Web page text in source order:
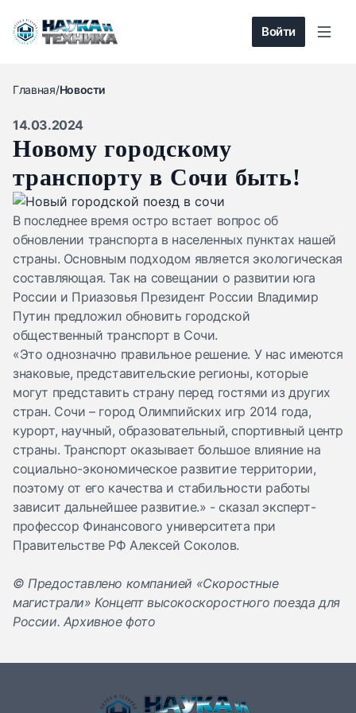
Войти
Главная/Новости
14.03.2024
Новому городскому
транспорту в Сочи быть!
В последнее время остро встает вопрос об
обновлении транспорта в населенных пунктах нашей
страны. Основным подходом является экологическая
составляющая. Так на совещании о развитии юга
России и Приазовья Президент России Владимир
Путин предложил обновить городской
общественный транспорт в Сочи.
«Это однозначно правильное решение. У нас имеются
знаковые, представительские регионы, которые
могут представить страну перед гостями из других
стран. Сочи – город Олимпийских игр 2014 года,
курорт, научный, образовательный, спортивный центр
страны. Транспорт оказывает большое влияние на
социально-экономическое развитие территории,
поэтому от его качества и стабильности работы
зависит дальнейшее развитие.» - сказал эксперт-
профессор Финансового университета при
Правительстве РФ Алексей Соколов.
© Предоставлено компанией «Скоростные
магистрали» Концепт высокоскоростного поезда для
России. Архивное фото